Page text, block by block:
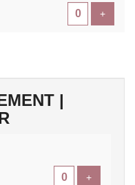
+Voeg
|
+Voeg